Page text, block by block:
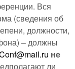
Вся
(сведения об
должности,
– должны
не
ли